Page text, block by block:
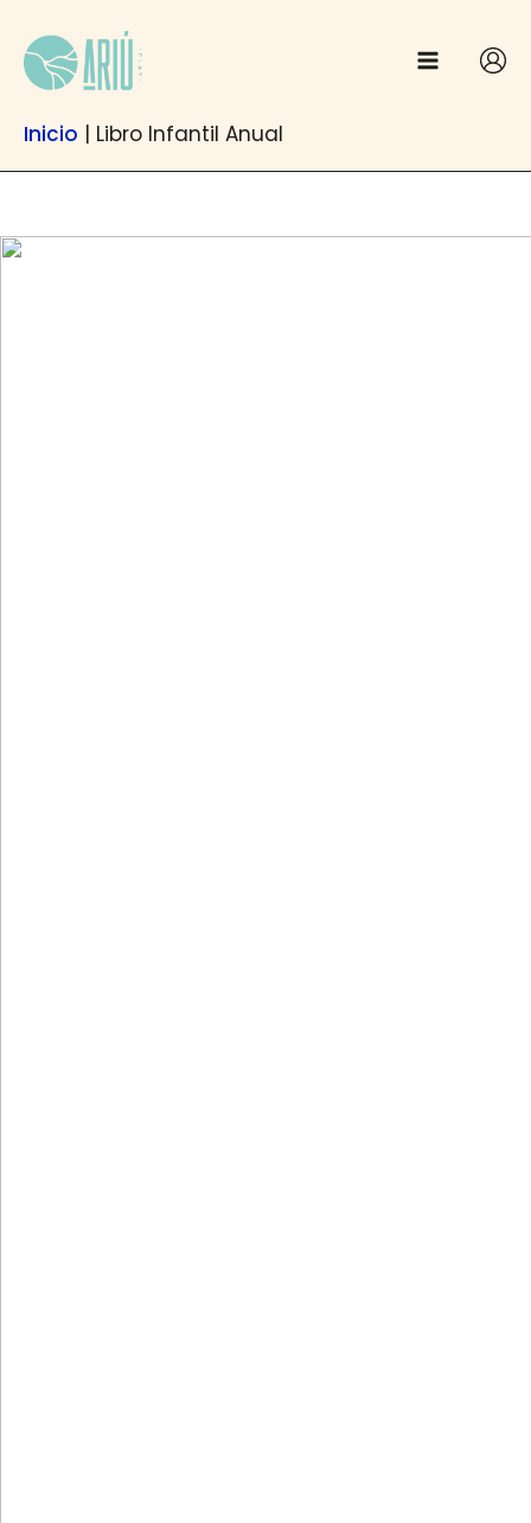
contingut
Inicio | Libro Infantil Anual